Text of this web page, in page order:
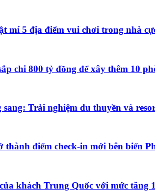
mí 5 địa điểm vui chơi trong nhà
chi 800 tỷ đồng để xây thêm 10
Trải nghiệm du thuyền và
thành điểm check-in mới bên biển
khách Trung Quốc với mức tăng